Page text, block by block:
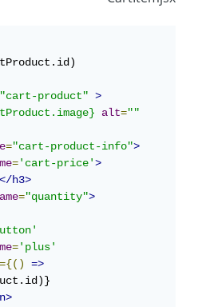
"cart-product"
>
alt=""
="cart-product-info">
='cart-price'>
</h3>
="quantity">
='plus'
={()
=>